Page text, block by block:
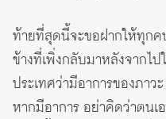
ท้ายที่สุดนี้จะขอฝากให้ทุกค
ข้างที่เพิ่งกลับมาหลังจากไ
ประเทศว่ามีอาการของภาว
หากมีอาการ อย่าคิดว่าตนเ